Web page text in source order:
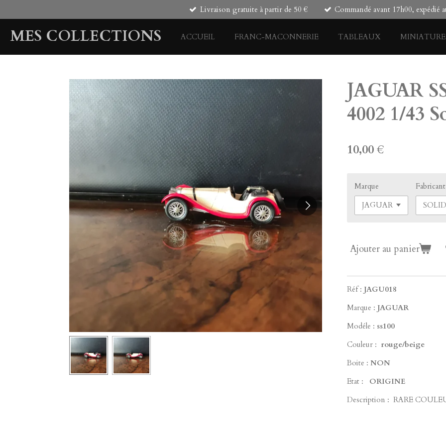
au
contenu
principal
Livraison gratuite à partir de 50 € Commandé avant 17h00, expédié
MES COLLECTIONS ACCUEIL FRANC-MACONNERIE TABLEAUX
JAGUAR
4002 1/43
10,00 €
Marque Fabricant
Ajouter au panier
Réf : JAGU018
Marque : JAGUAR
Modéle : ss100
Couleur : rouge/beige
Boite : NON
Etat :
ORIGINE
Description : RARE